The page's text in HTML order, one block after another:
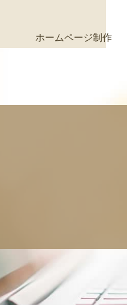
ホームページ制作